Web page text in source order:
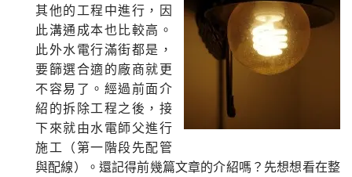
其他的工程中進行，因
此溝通成本也比較高。
此外水電行滿街都是，
要篩選合適的廠商就更
不容易了。經過前面介
紹的拆除工程之後，接
下來就由水電師父進行
施工（第一階段先配管
與配線）。還記得前幾篇文章的介紹嗎？先想想看在整